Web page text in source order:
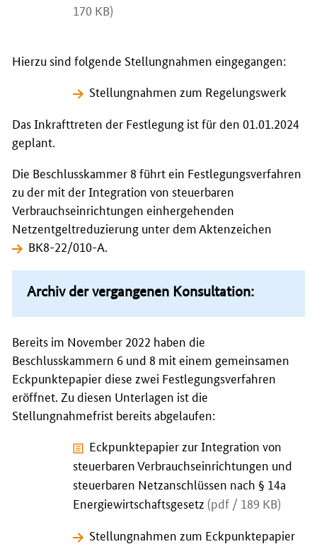
170 KB)
Hierzu sind folgende Stellungnahmen eingegangen:
Stellungnahmen zum Regelungswerk
Das Inkrafttreten der Festlegung ist für den 01.01.2024
geplant.
Die Beschlusskammer 8 führt ein Festlegungsverfahren
zu der mit der Integration von steuerbaren
Verbrauchseinrichtungen einhergehenden
Netzentgeltreduzierung unter dem Aktenzeichen
BK8-22/010-A.
Archiv der vergangenen Konsultation:
Bereits im November 2022 haben die
Beschlusskammern 6 und 8 mit einem gemeinsamen
Eckpunktepapier diese zwei Festlegungsverfahren
eröffnet. Zu diesen Unterlagen ist die
Stellungnahmefrist bereits abgelaufen:
Eckpunktepapier zur Integration von
steuerbaren Verbrauchseinrichtungen und
steuerbaren Netzanschlüssen nach § 14a
Energiewirtschaftsgesetz (pdf / 189 KB)
Stellungnahmen zum Eckpunktepapier